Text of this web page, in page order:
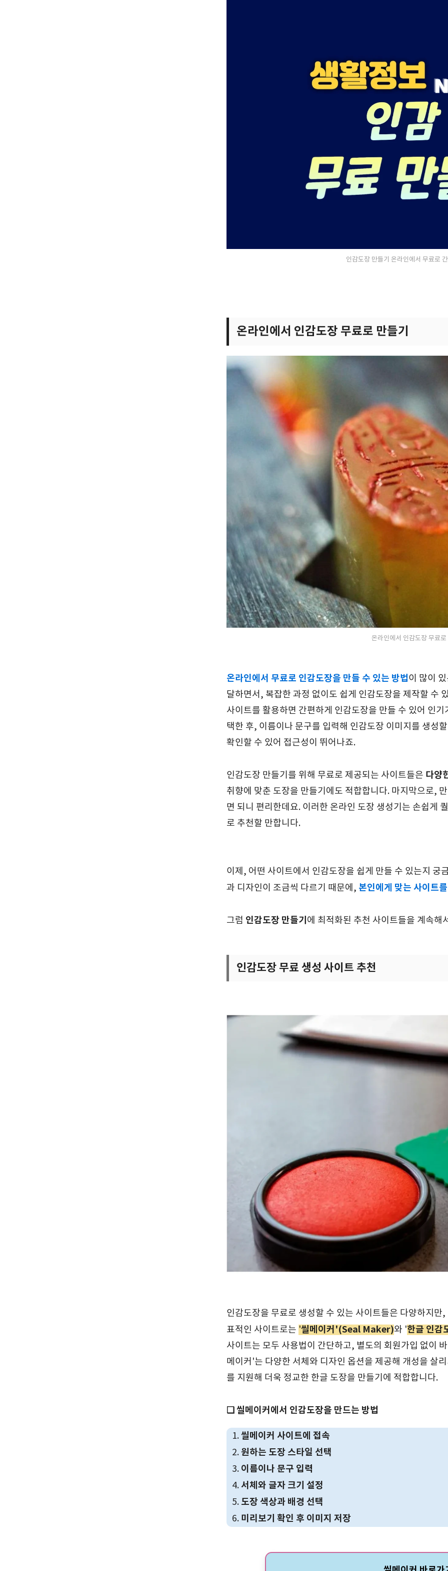
인감도장 만들기 온라인에서 무료로
온라인에서 인감도장 무료로 만들기
온라인에서 인감도장 무료로
온라인에서 무료로 인감도장을 만들 수 있는 방법이 많이
달하면서, 복잡한 과정 없이도 쉽게 인감도장을 제작할 수
사이트를 활용하면 간편하게 인감도장을 만들 수 있어 인
택한 후, 이름이나 문구를 입력해 인감도장 이미지를 생성
확인할 수 있어 접근성이 뛰어나죠.
인감도장 만들기를 위해 무료로 제공되는 사이트들은 다양
취향에 맞춘 도장을 만들기에도 적합합니다. 마지막으로,
면 되니 편리한데요. 이러한 온라인 도장 생성기는 손쉽게
로 추천할 만합니다.
이제, 어떤 사이트에서 인감도장을 쉽게 만들 수 있는지 궁
과 디자인이 조금씩 다르기 때문에, 본인에게 맞는 사이트
그럼 인감도장 만들기 에 최적화된 추천 사이트들을 계속해
인감도장 무료 생성 사이트 추천
인감도장을 무료로 생성할 수 있는 사이트들은 다양하지
표적인 사이트로는 '씰메이커'(Seal Maker)와 '한글 인
사이트는 모두 사용법이 간단하고, 별도의 회원가입 없이
메이커'는 다양한 서체와 디자인 옵션을 제공해 개성을 살
를 지원해 더욱 정교한 한글 도장을 만들기에 적합합니다.
❑ 씰메이커에서 인감도장을 만드는 방법
씰메이커 사이트에 접속
원하는 도장 스타일 선택
이름이나 문구 입력
서체와 글자 크기 설정
도장 색상과 배경 선택
미리보기 확인 후 이미지 저장